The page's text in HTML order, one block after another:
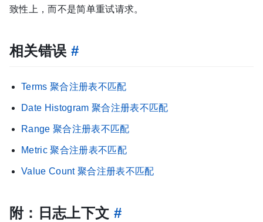
致性上，而不是简单重试请求。
相关错误 #
Terms 聚合注册表不匹配
Date Histogram 聚合注册表不匹配
Range 聚合注册表不匹配
Metric 聚合注册表不匹配
Value Count 聚合注册表不匹配
附：日志上下文 #